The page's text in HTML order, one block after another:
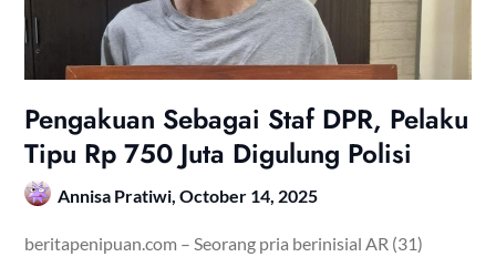
Pengakuan Sebagai Staf DPR, Pelaku
Tipu Rp 750 Juta Digulung Polisi
Annisa Pratiwi,October 14, 2025
beritapenipuan.com – Seorang pria berinisial AR (31)